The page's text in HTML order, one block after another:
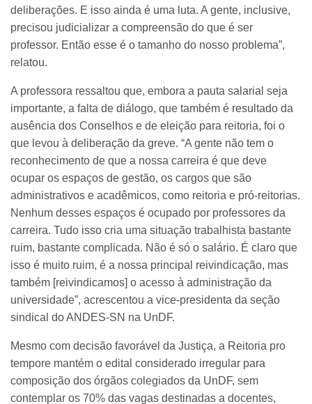
deliberações. E isso ainda é uma luta. A gente, inclusive,
precisou judicializar a compreensão do que é ser
professor. Então esse é o tamanho do nosso problema”,
relatou.
A professora ressaltou que, embora a pauta salarial seja
importante, a falta de diálogo, que também é resultado da
ausência dos Conselhos e de eleição para reitoria, foi o
que levou à deliberação da greve. “A gente não tem o
reconhecimento de que a nossa carreira é que deve
ocupar os espaços de gestão, os cargos que são
administrativos e acadêmicos, como reitoria e pró-reitorias.
Nenhum desses espaços é ocupado por professores da
carreira. Tudo isso cria uma situação trabalhista bastante
ruim, bastante complicada. Não é só o salário. É claro que
isso é muito ruim, é a nossa principal reivindicação, mas
também [reivindicamos] o acesso à administração da
universidade”, acrescentou a vice-presidenta da seção
sindical do ANDES-SN na UnDF.
Mesmo com decisão favorável da Justiça, a Reitoria pro
tempore mantém o edital considerado irregular para
composição dos órgãos colegiados da UnDF, sem
contemplar os 70% das vagas destinadas a docentes,